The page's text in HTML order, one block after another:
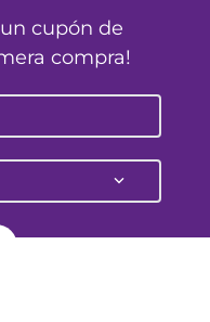
cupón de
compra!